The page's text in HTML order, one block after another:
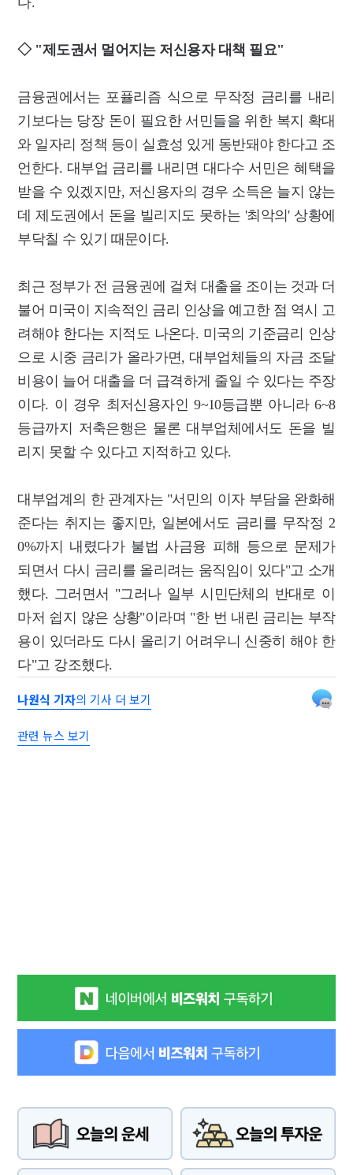
◇ "제도권서 멀어지는 저신용자 대책 필요"
금융권에서는 포퓰리즘 식으로 무작정 금리를 내리
기보다는 당장 돈이 필요한 서민들을 위한 복지 확대
와 일자리 정책 등이 실효성 있게 동반돼야 한다고 조
언한다. 대부업 금리를 내리면 대다수 서민은 혜택을
받을 수 있겠지만, 저신용자의 경우 소득은 늘지 않는
데 제도권에서 돈을 빌리지도 못하는 '최악의' 상황에
부닥칠 수 있기 때문이다.
최근 정부가 전 금융권에 걸쳐 대출을 조이는 것과 더
불어 미국이 지속적인 금리 인상을 예고한 점 역시 고
려해야 한다는 지적도 나온다. 미국의 기준금리 인상
으로 시중 금리가 올라가면, 대부업체들의 자금 조달
비용이 늘어 대출을 더 급격하게 줄일 수 있다는 주장
이다. 이 경우 최저신용자인 9~10등급뿐 아니라 6~8
등급까지 저축은행은 물론 대부업체에서도 돈을 빌
리지 못할 수 있다고 지적하고 있다.
대부업계의 한 관계자는 "서민의 이자 부담을 완화해
준다는 취지는 좋지만, 일본에서도 금리를 무작정 2
0%까지 내렸다가 불법 사금융 피해 등으로 문제가
되면서 다시 금리를 올리려는 움직임이 있다"고 소개
했다. 그러면서 "그러나 일부 시민단체의 반대로 이
마저 쉽지 않은 상황"이라며 "한 번 내린 금리는 부작
용이 있더라도 다시 올리기 어려우니 신중히 해야 한
다"고 강조했다.
나원식 기자의 기사 더 보기
관련 뉴스 보기